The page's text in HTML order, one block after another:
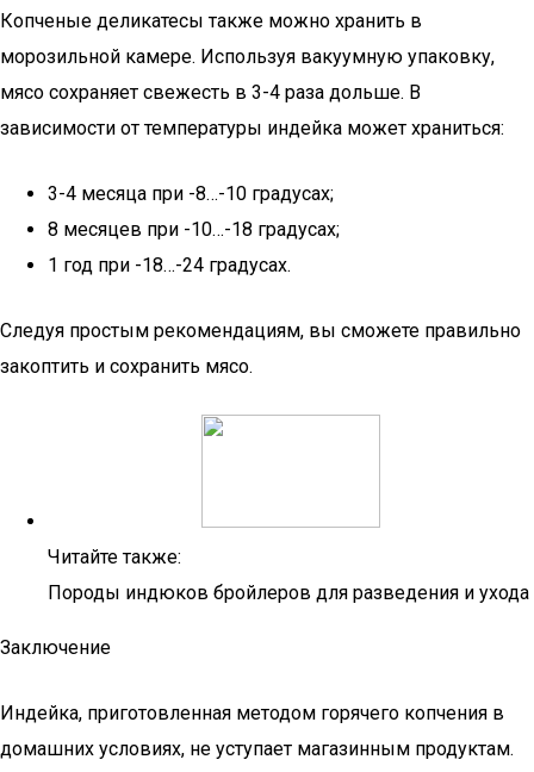
Копченые деликатесы также можно хранить в
морозильной камере. Используя вакуумную упаковку,
мясо сохраняет свежесть в 3-4 раза дольше. В
зависимости от температуры индейка может храниться:
3-4 месяца при -8…-10 градусах;
8 месяцев при -10…-18 градусах;
1 год при -18…-24 градусах.
Следуя простым рекомендациям, вы сможете правильно
закоптить и сохранить мясо.
Читайте также:
Породы индюков бройлеров для разведения и ухода
Заключение
Индейка, приготовленная методом горячего копчения в
домашних условиях, не уступает магазинным продуктам.